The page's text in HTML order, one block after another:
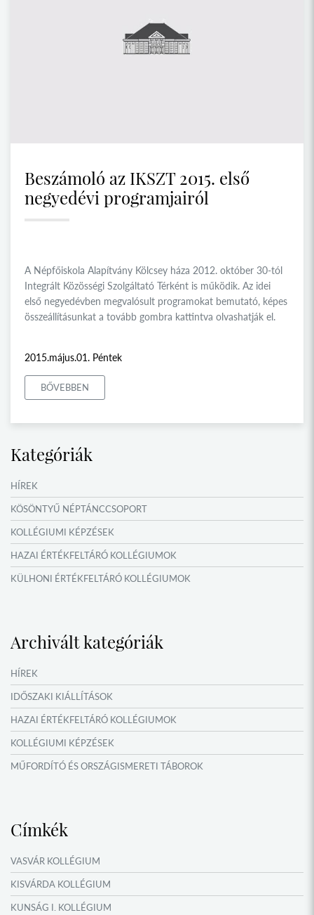
Beszámoló az IKSZT 2015. első
negyedévi programjairól
A Népfőiskola Alapítvány Kölcsey háza 2012. október 30-tól
Integrált Közösségi Szolgáltató Térként is működik. Az idei
első negyedévben megvalósult programokat bemutató, képes
összeállításunkat a tovább gombra kattintva olvashatják el.
2015.május.01. Péntek
BŐVEBBEN
Kategóriák
HÍREK
KÖSÖNTYŰ NÉPTÁNCCSOPORT
KOLLÉGIUMI KÉPZÉSEK
HAZAI ÉRTÉKFELTÁRÓ KOLLÉGIUMOK
KÜLHONI ÉRTÉKFELTÁRÓ KOLLÉGIUMOK
IDŐSZAKI KIÁLLÍTÁSOK
NYÁRI TÁBOROK
OKTATÁS, KULTÚRA
Archivált kategóriák
HÍREK
IDŐSZAKI KIÁLLÍTÁSOK
HAZAI ÉRTÉKFELTÁRÓ KOLLÉGIUMOK
KOLLÉGIUMI KÉPZÉSEK
MŰFORDÍTÓ ÉS ORSZÁGISMERETI TÁBOROK
Címkék
VASVÁR KOLLÉGIUM
KISVÁRDA KOLLÉGIUM
KUNSÁG I. KOLLÉGIUM